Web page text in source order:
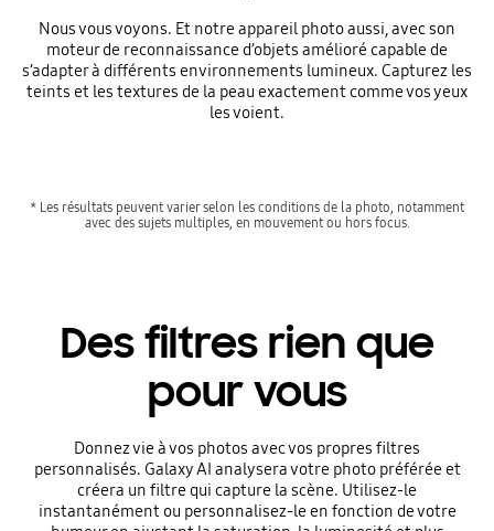
Nous vous voyons. Et notre appareil photo aussi, avec son
moteur de reconnaissance d’objets amélioré capable de
s’adapter à différents environnements lumineux. Capturez les
teints et les textures de la peau exactement comme vos yeux
les voient.
* Les résultats peuvent varier selon les conditions de la photo, notamment
avec des sujets multiples, en mouvement ou hors focus.
Des filtres rien que
pour vous
Donnez vie à vos photos avec vos propres filtres
personnalisés. Galaxy AI analysera votre photo préférée et
créera un filtre qui capture la scène. Utilisez-le
instantanément ou personnalisez-le en fonction de votre